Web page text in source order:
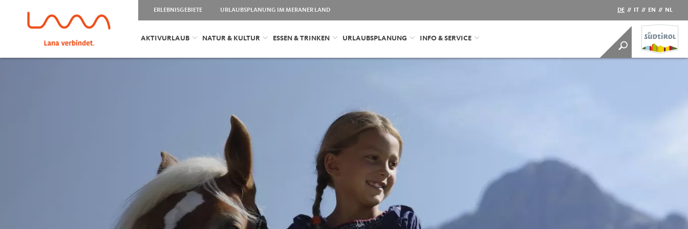
ERLEBNISGEBIETE URLAUBSPLANUNG IM MERANER LAND DE // IT // EN // NL
AKTIVURLAUB NATUR & KULTUR ESSEN & TRINKEN URLAUBSPLANUNG INFO & SERVICE